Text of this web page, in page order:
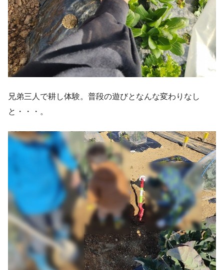
兄弟三人で耕し体験。普段の遊びとなんな変わりなし
と・・・。